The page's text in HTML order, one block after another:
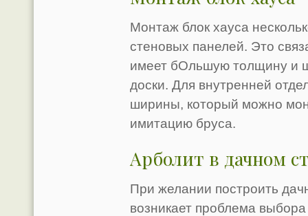
Монтаж блок хауса
стеновых панелей. Это
имеет бОльшую толщину и
доски. Для внутренней
ширины, который можно
имитацию бруса.
Арболит в дачном
При желании построить
возникает проблема